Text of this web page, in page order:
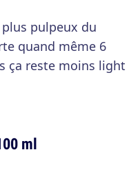
pulpeux du
quand même 6
ça reste moins light
ml